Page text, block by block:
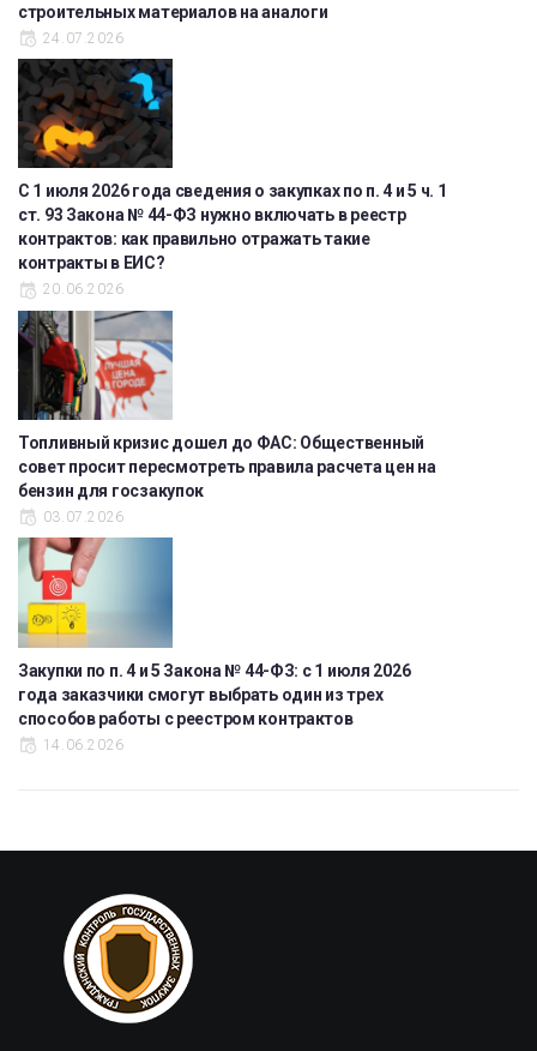
строительных материалов на аналоги
24.07.2026
С 1 июля 2026 года сведения о закупках по п. 4 и 5 ч. 1
ст. 93 Закона № 44-ФЗ нужно включать в реестр
контрактов: как правильно отражать такие
контракты в ЕИС?
20.06.2026
Топливный кризис дошел до ФАС: Общественный
совет просит пересмотреть правила расчета цен на
бензин для госзакупок
03.07.2026
Закупки по п. 4 и 5 Закона № 44-ФЗ: с 1 июля 2026
года заказчики смогут выбрать один из трех
способов работы с реестром контрактов
14.06.2026